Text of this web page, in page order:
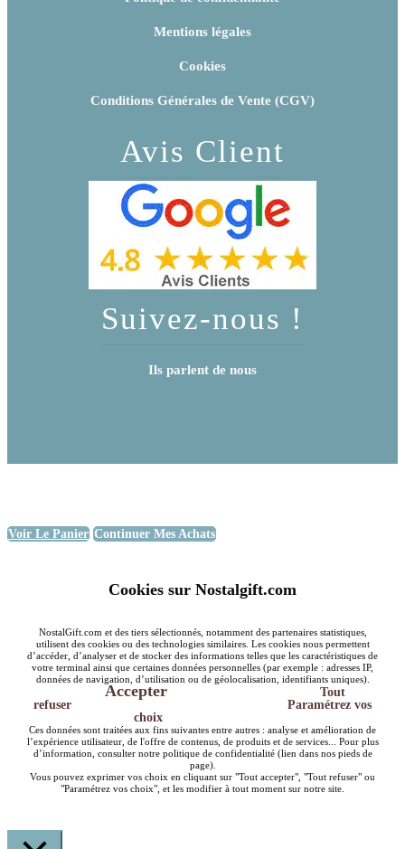
Mentions légales
Cookies
Conditions Générales de Vente (CGV)
Avis Client
Suivez-nous !
Ils parlent de nous
Voir Le Panier Continuer Mes Achats
Cookies sur Nostalgift.com
NostalGift.com et des tiers sélectionnés, notamment des partenaires statistiques,
utilisent des cookies ou des technologies similaires. Les cookies nous permettent
d’accéder, d’analyser et de stocker des informations telles que les caractéristiques de
votre terminal ainsi que certaines données personnelles (par exemple : adresses IP,
données de navigation, d’utilisation ou de géolocalisation, identifiants uniques).
Accepter
Tout
refuser
Paramétrez vos
choix
Ces données sont traitées aux fins suivantes entre autres : analyse et amélioration de
l’expérience utilisateur, de l'offre de contenus, de produits et de services... Pour plus
d’information, consulter notre politique de confidentialité (lien dans nos pieds de
page).
Vous pouvez exprimer vos choix en cliquant sur "Tout accepter", "Tout refuser" ou
"Paramétrez vos choix", et les modifier à tout moment sur notre site.